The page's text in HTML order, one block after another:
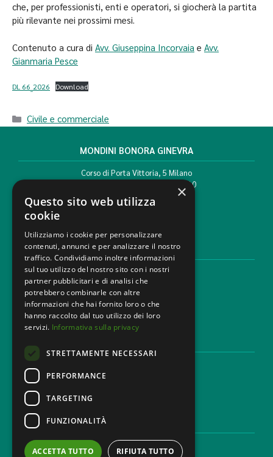
che, per professionisti, enti e operatori, si giocherà la partita
più rilevante nei prossimi mesi.
Contenuto a cura di Avv. Giuseppina Incorvaia e Avv.
Gianmaria Pesce
DL 66_2026 Download
Civile e commerciale
MONDINI BONORA GINEVRA
Corso di Porta Vittoria, 5 Milano
T. +39 02 777351 F. +39 02 784510
info@mbg.legal
AREE LEGALI
Aree di Competenza
Settori
Studio legale
Contatti
Lavora con noi
×
Questo sito web utilizza
cookie
Utilizziamo i cookie per personalizzare
contenuti, annunci e per analizzare il nostro
traffico. Condividiamo inoltre informazioni
sul tuo utilizzo del nostro sito con i nostri
partner pubblicitari e di analisi che
potrebbero combinarle con altre
informazioni che hai fornito loro o che
hanno raccolto dal tuo utilizzo dei loro
servizi. Informativa sulla privacy
STRETTAMENTE NECESSARI
PERFORMANCE
TARGETING
FUNZIONALITÀ
ACCETTA TUTTO RIFIUTA TUTTO